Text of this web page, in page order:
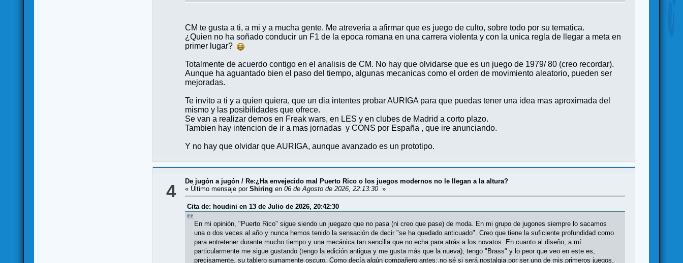
CM te gusta a ti, a mi y a mucha gente. Me atreveria a afirmar que es juego de culto, sobre todo por su tematica.
¿Quien no ha soñado conducir un F1 de la epoca romana en una carrera violenta y con la unica regla de llegar a meta en
primer lugar?
Totalmente de acuerdo contigo en el analisis de CM. No hay que olvidarse que es un juego de 1979/ 80 (creo recordar).
Aunque ha aguantado bien el paso del tiempo, algunas mecanicas como el orden de movimiento aleatorio, pueden ser
mejoradas.
Te invito a ti y a quien quiera, que un dia intentes probar AURIGA para que puedas tener una idea mas aproximada del
mismo y las posibilidades que ofrece.
Se van a realizar demos en Freak wars, en LES y en clubes de Madrid a corto plazo.
Tambien hay intencion de ir a mas jornadas y CONS por España , que ire anunciando.
Y no hay que olvidar que AURIGA, aunque avanzado es un prototipo.
4 De jugón a jugón / Re:¿Ha envejecido mal Puerto Rico o los juegos modernos no le llegan a la altura?
« Último mensaje porShiring en 06 de Agosto de 2026, 22:13:30 »
Cita de: houdini en 13 de Julio de 2026, 20:42:30
En mi opinión, "Puerto Rico" sigue siendo un juegazo que no pasa (ni creo que pase) de moda. En mi grupo de jugones siempre lo sacamos
una o dos veces al año y nunca hemos tenido la sensación de decir "se ha quedado anticuado". Creo que tiene la suficiente profundidad como
para entretener durante mucho tiempo y una mecánica tan sencilla que no echa para atrás a los novatos. En cuanto al diseño, a mí
particularmente me sigue gustando (tengo la edición antigua y me gusta más que la nueva); tengo "Brass" y lo peor que veo en este es,
precisamente, su tablero sumamente oscuro. Como decía algún compañero antes: no sé si será nostalgia por ser uno de mis primeros juegos,